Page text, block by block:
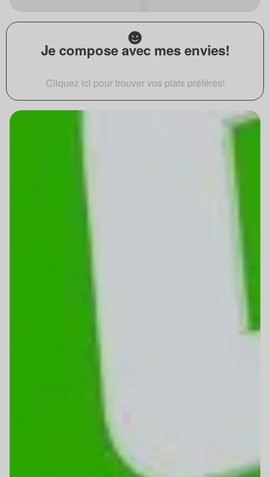
Je compose avec mes envies!
Cliquez ici pour trouver vos plats préférés!